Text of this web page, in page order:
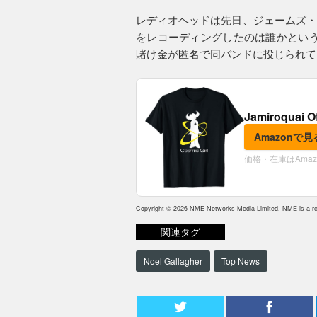
レディオヘッドは先日、ジェームズ
をレコーディングしたのは誰かとい
賭け金が匿名で同バンドに投じられ
Jamiroquai
Amazonで見
価格・在庫は
Copyright © 2026 NME Networks Media Limited. NME is a
関連タグ
Noel Gallagher Top News